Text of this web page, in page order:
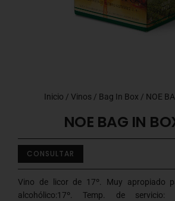
Inicio / Vinos / Bag In Box / NOE
NOE BAG IN
CONSULTAR
Vino de licor de 17º. Muy apropiado
alcohólico:17º. Temp. de servicio: